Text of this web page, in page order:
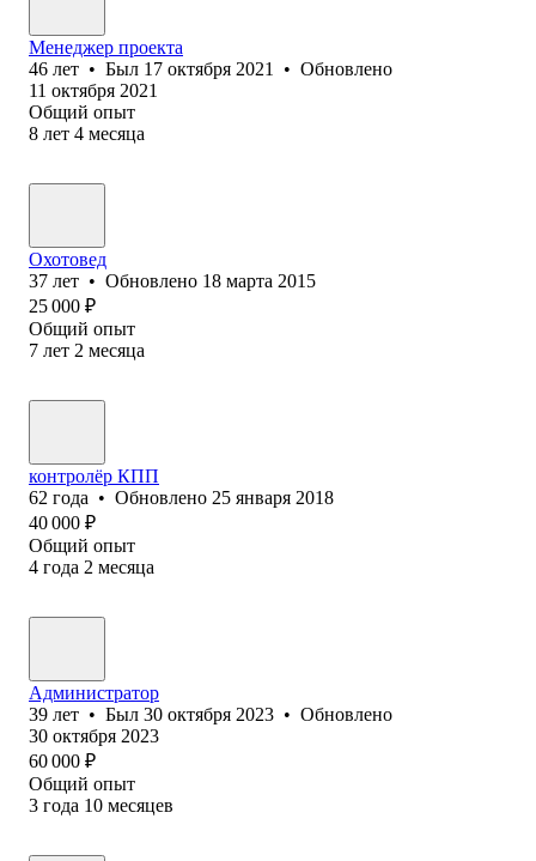
Менеджер проекта
46 лет • Был 17 октября 2021 • Обновлено
11 октября 2021
Общий опыт
8 лет 4 месяца
Охотовед
37 лет • Обновлено 18 марта 2015
25 000 ₽
Общий опыт
7 лет 2 месяца
контролёр КПП
62 года • Обновлено 25 января 2018
40 000 ₽
Общий опыт
4 года 2 месяца
Администратор
39 лет • Был 30 октября 2023 • Обновлено
30 октября 2023
60 000 ₽
Общий опыт
3 года 10 месяцев